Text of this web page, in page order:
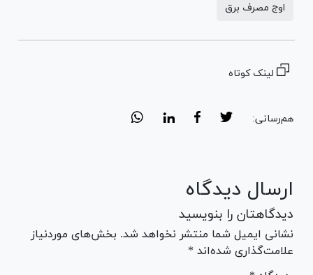
اوج مصرف برق
لینک کوتاه
هم‌رسانی:
ارسال دیدگاه
دیدگاهتان را بنویسید
نشانی ایمیل شما منتشر نخواهد شد. بخش‌های موردنیاز
علامت‌گذاری شده‌اند *